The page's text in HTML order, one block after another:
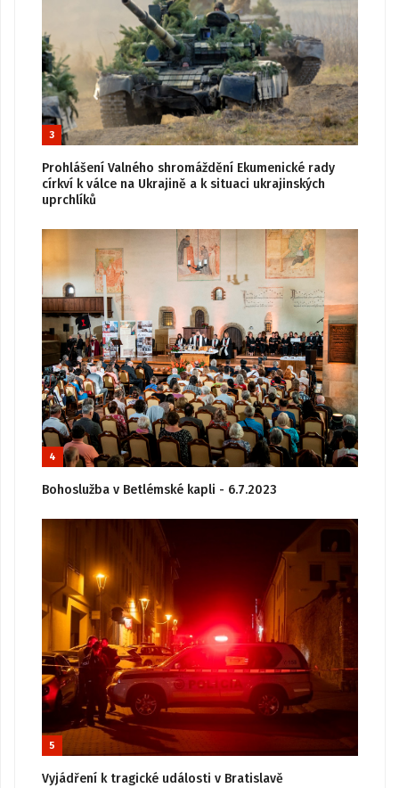
3
Prohlášení Valného shromáždění Ekumenické rady
církví k válce na Ukrajině a k situaci ukrajinských
uprchlíků
4
Bohoslužba v Betlémské kapli - 6.7.2023
5
Vyjádření k tragické události v Bratislavě